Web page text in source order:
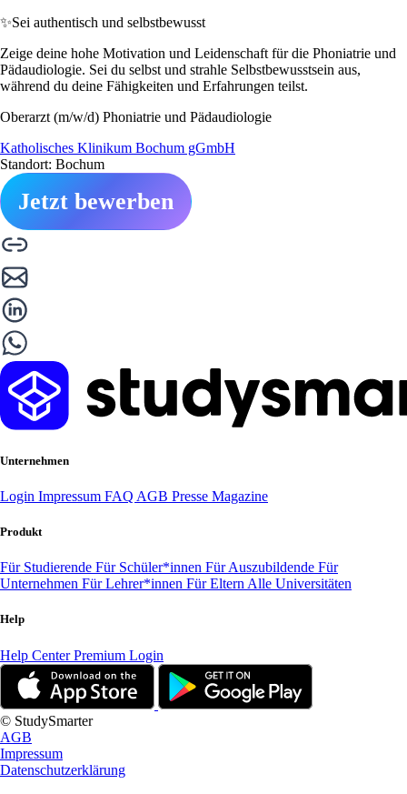
✨Sei authentisch und selbstbewusst
Zeige deine hohe Motivation und Leidenschaft für die Phoniatrie und
Pädaudiologie. Sei du selbst und strahle Selbstbewusstsein aus,
während du deine Fähigkeiten und Erfahrungen teilst.
Oberarzt (m/w/d) Phoniatrie und Pädaudiologie
Katholisches Klinikum Bochum gGmbH
Standort: Bochum
Jetzt bewerben
Unternehmen
Login Impressum FAQ AGB Presse Magazine
Produkt
Für Studierende Für Schüler*innen Für Auszubildende Für
Unternehmen Für Lehrer*innen Für Eltern Alle Universitäten
Help
Help CenterPremium Login
© StudySmarter
AGB
Impressum
Datenschutzerklärung